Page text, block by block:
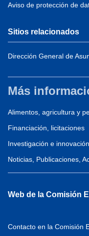
Aviso de protección de
Sitios relacionados
Dirección General de
Más
Alimentos, agricultura y
Financiación, licitaciones
Investigación e innovación
Noticias, Publicaciones,
Web de la Comisión
Contacto en la Comisión